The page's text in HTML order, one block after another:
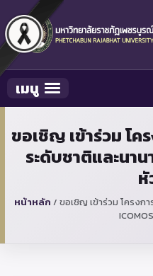
Toggle navigation
เมนู
ขอเชิญ เข้าร่วม โค
ระดับชาติและนาน
หน้าหลัก / ขอเชิญ เข้าร่วม โครงก